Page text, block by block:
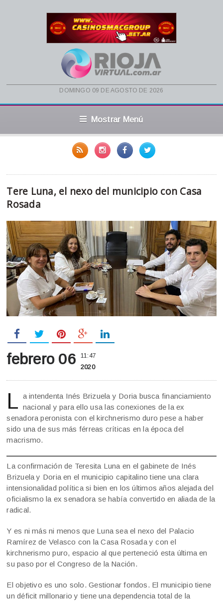
domingo 09 de agosto de 2026
Mostrar Menú
Tere Luna, el nexo del municipio con Casa
Rosada
febrero 06 11:47
2020
L a intendenta Inés Brizuela y Doria busca financiamiento
nacional y para ello usa las conexiones de la ex
senadora peronista con el kirchnerismo duro pese a haber
sido una de sus más férreas críticas en la época del
macrismo.
La confirmación de Teresita Luna en el gabinete de Inés
Brizuela y Doria en el municipio capitalino tiene una clara
intensionalidad política si bien en los últimos años alejada del
oficialismo la ex senadora se había convertido en aliada de la
radical.
Y es ni más ni menos que Luna sea el nexo del Palacio
Ramírez de Velasco con la Casa Rosada y con el
kirchnerismo puro, espacio al que perteneció esta última en
su paso por el Congreso de la Nación.
El objetivo es uno solo. Gestionar fondos. El municipio tiene
un déficit millonario y tiene una dependencia total de la